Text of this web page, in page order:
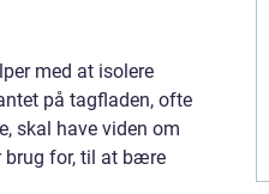
med at isolere
på tagfladen, ofte
skal have viden om
brug for, til at bære